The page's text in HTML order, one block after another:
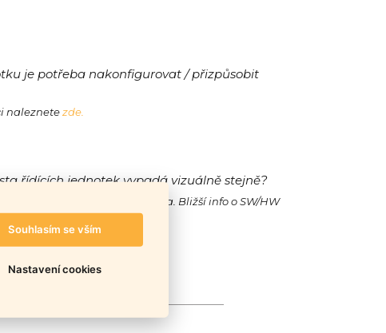
je potřeba nakonfigurovat / přizpůsobit
naleznetezde.
řídících jednotek vypadá vizuálně stejně?
však jejich SW/HW a také cena. Bližší info o SW/HW
Souhlasím se vším
Nastavení cookies